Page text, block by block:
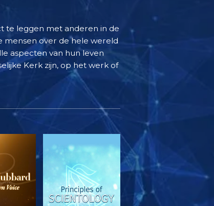
te leggen met anderen in de
over de hele wereld
aspecten van hun leven
Kerk zijn, op het werk of